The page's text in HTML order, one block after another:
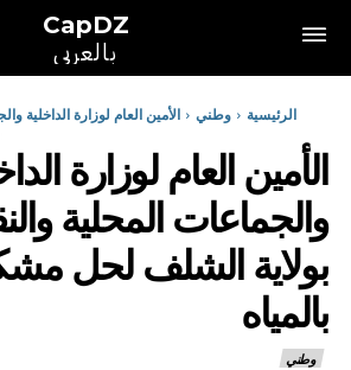
CapDZ
بالعربي
الرئيسية وطني
الأمين العام لوزارة الداخلية
الأمين العام لوزارة
والجماعات المحلية
بولاية الشلف لحل
بالمياه
وطني